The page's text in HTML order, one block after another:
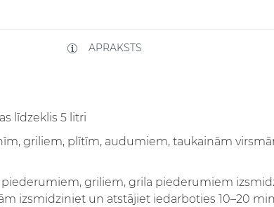
APRAKSTS
līdzeklis 5 litri
griliem, plītīm, audumiem, taukainām
piederumiem, griliem, grila piederumiem
izsmidziniet un atstājiet iedarboties 10–20